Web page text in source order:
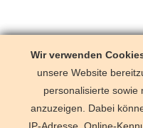
Wir verwenden
unsere Website
personalisierte sowie
anzuzeigen. Dabei